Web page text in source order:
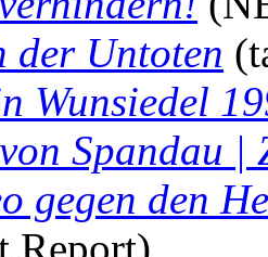
der Untoten
Wunsiedel
Spandau |
gegen den
Report)